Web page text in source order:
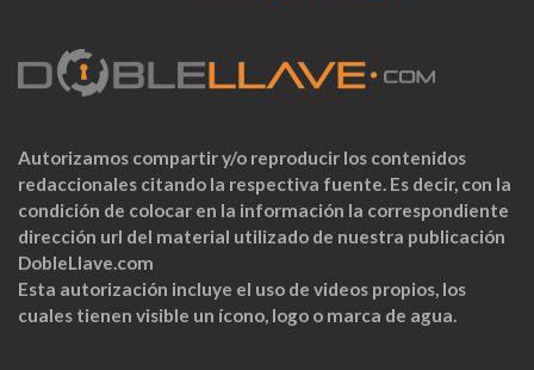
Autorizamos compartir y/o reproducir los contenidos
redaccionales citando la respectiva fuente. Es decir, con la
condición de colocar en la información la correspondiente
dirección url del material utilizado de nuestra publicación
DobleLlave.com
Esta autorización incluye el uso de videos propios, los
cuales tienen visible un ícono, logo o marca de agua.